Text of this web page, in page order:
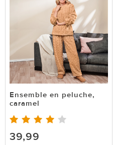
Ensemble en peluche,
caramel
39,99